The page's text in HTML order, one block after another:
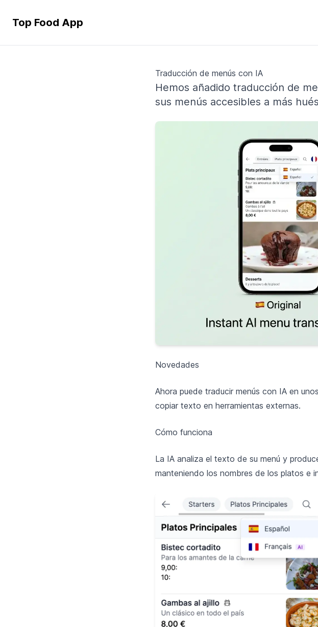
Top Food App
Traducción de menús con IA
Hemos añadido traducción de
sus menús accesibles a más
Novedades
Ahora puede traducir menús con IA en
copiar texto en herramientas externas.
Cómo funciona
La IA analiza el texto de su menú y
manteniendo los nombres de los platos e